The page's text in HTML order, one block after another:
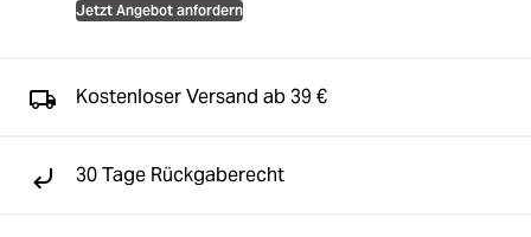
Jetzt Angebot anfordern
Kostenloser Versand ab 39 €
30 Tage Rückgaberecht